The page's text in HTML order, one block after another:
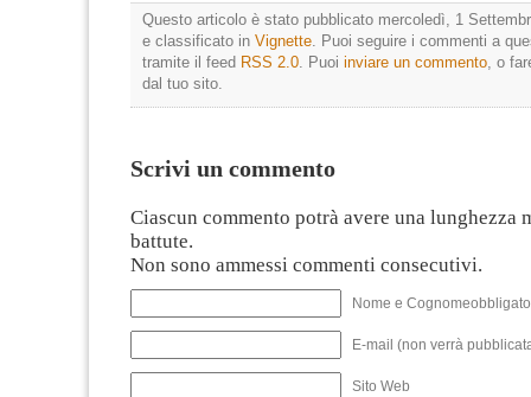
Questo articolo è stato pubblicato mercoledì, 1
e classificato in Vignette. Puoi seguire i commenti a
tramite il feed RSS 2.0. Puoi inviare un commento, o
dal tuo sito.
Scrivi un commento
Ciascun commento potrà avere una lunghezza
battute.
Non sono ammessi commenti consecutivi.
Nome e
E-mail (non verrà
Sito Web